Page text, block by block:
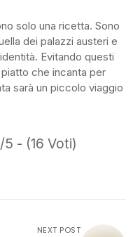
solo una ricetta. Sono
dei palazzi austeri e
Evitando questi
che incanta per
sarà un piccolo viaggio
5 - (16 Voti)
NEXT POST